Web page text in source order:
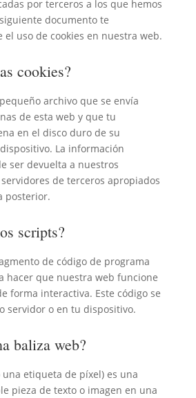
por terceros a los que hemos
documento te
el uso de cookies en nuestra web.
cookies?
archivo que se envía
de esta web y que tu
en el disco duro de su
La información
ser devuelta a nuestros
de terceros apropiados
posterior.
scripts?
de código de programa
hacer que nuestra web funcione
forma interactiva. Este código se
servidor o en tu dispositivo.
baliza web?
una etiqueta de píxel) es una
pieza de texto o imagen en una